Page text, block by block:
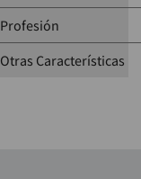
Profesión
Otras Características